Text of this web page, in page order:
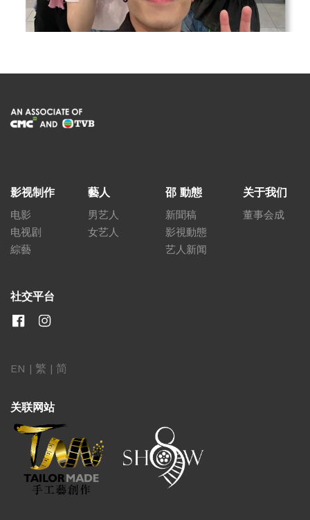
影视制作
电影
电视剧
綜藝
藝人
男艺人
女艺人
邵 動態
新聞稿
影視動態
艺人新闻
关于我们
董事会成
社交平台
EN | 繁 | 简
关联网站